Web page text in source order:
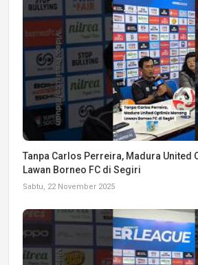
Tanpa Carlos Perreira, Madura United
Lawan Borneo FC di Segiri
Sabtu, 22 November 2025